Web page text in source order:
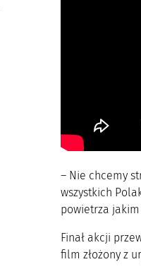
– Nie chcemy
wszystkich
powietrza
Finał akcji
film złożony z